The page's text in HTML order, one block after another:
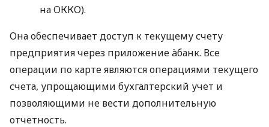
на ОККО).
Она обеспечивает доступ к текущему счету
предприятия через приложение àбанк. Все
операции по карте являются операциями текущего
счета, упрощающими бухгалтерский учет и
позволяющими не вести дополнительную
отчетность.